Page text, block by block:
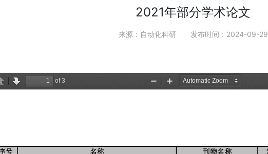
2021年部分学术论文
来源：自动化科研 发布时间：2024-09-29